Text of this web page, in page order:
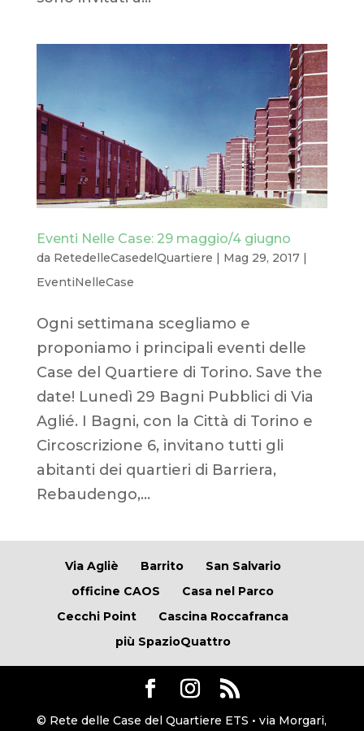
Eventi Nelle Case: 29 maggio/4 giugno
da RetedelleCasedelQuartiere | Mag 29, 2017|
EventiNelleCase
Ogni settimana scegliamo e
proponiamo i principali eventi delle
Case del Quartiere di Torino. Save the
date! Lunedì 29 Bagni Pubblici di Via
Aglié. I Bagni, con la Città di Torino e
Circoscrizione 6, invitano tutti gli
abitanti dei quartieri di Barriera,
Rebaudengo,...
Via Agliè Barrito
San Salvario
officine CAOS
Casa nel Parco
Cecchi Point
Cascina Roccafranca
più SpazioQuattro
© Rete delle Case del Quartiere ETS • via Morgari,